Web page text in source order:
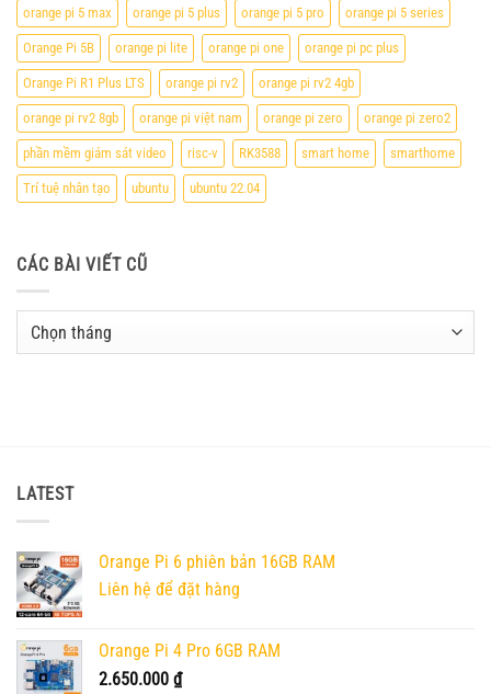
orange pi 5 max orange pi 5 plus orange pi 5 pro orange pi 5 series
Orange Pi 5B orange pi lite orange pi one orange pi pc plus
Orange Pi R1 Plus LTS orange pi rv2 orange pi rv2 4gb
orange pi rv2 8gb orange pi việt nam orange pi zero orange pi zero2
phần mềm giám sát video risc-v RK3588 smart home smarthome
Trí tuệ nhân tạo ubuntu ubuntu 22.04
CÁC BÀI VIẾT CŨ
Các
LATEST
Orange Pi 6 phiên bản 16GB RAM
Liên hệ để đặt hàng
Orange Pi 4 Pro 6GB RAM
2.650.000 ₫